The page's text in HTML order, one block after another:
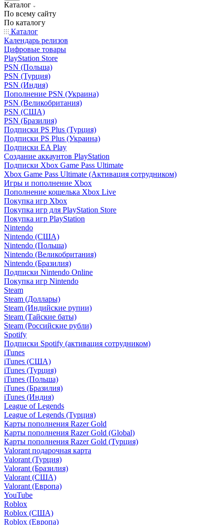
Каталог
По всему сайту
По каталогу
Каталог
Календарь релизов
Цифровые товары
PlayStation Store
PSN (Польша)
PSN (Турция)
PSN (Индия)
Пополнение PSN (Украина)
PSN (Великобритания)
PSN (США)
PSN (Бразилия)
Подписки PS Plus (Турция)
Подписки PS Plus (Украина)
Подписки EA Play
Создание аккаунтов PlayStation
Подписки Xbox Game Pass Ultimate
Xbox Game Pass Ultimate (Активация сотрудником)
Игры и пополнение Xbox
Пополнение кошелька Xbox Live
Покупка игр Xbox
Покупка игр для PlayStation Store
Покупка игр PlayStation
Nintendo
Nintendo (США)
Nintendo (Польша)
Nintendo (Великобритания)
Nintendo (Бразилия)
Подписки Nintendo Online
Покупка игр Nintendo
Steam
Steam (Доллары)
Steam (Индийские рупии)
Steam (Тайские баты)
Steam (Российские рубли)
Spotify
Подписки Spotify (активация сотрудником)
iTunes
iTunes (США)
iTunes (Турция)
iTunes (Польша)
iTunes (Бразилия)
iTunes (Индия)
League of Legends
League of Legends (Турция)
Карты пополнения Razer Gold
Карты пополнения Razer Gold (Global)
Карты пополнения Razer Gold (Турция)
Valorant подарочная карта
Valorant (Турция)
Valorant (Бразилия)
Valorant (США)
Valorant (Европа)
YouTube
Roblox
Roblox (США)
Roblox (Европа)